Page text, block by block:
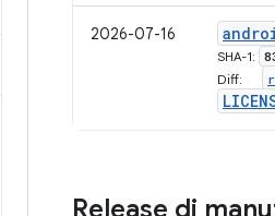
2026-07-16
SHA-1:
Diff:
Release di